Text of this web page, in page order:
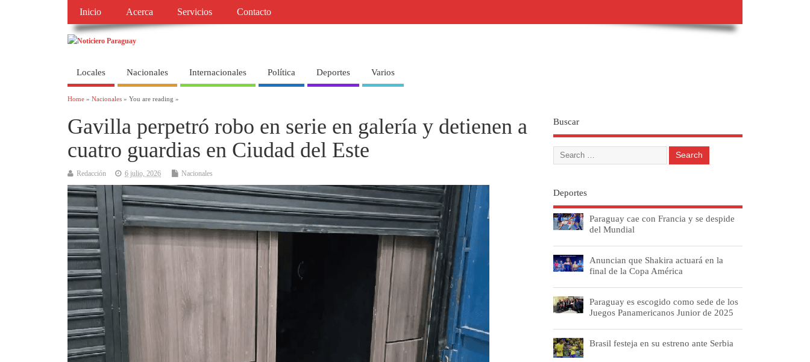
Inicio Acerca Servicios Contacto
Locales Nacionales Internacionales Política Deportes Varios
Home » Nacionales » You are reading »
Gavilla perpetró robo en serie en galería y detienen a
cuatro guardias en Ciudad del Este
Redacción 6 julio, 2026 Nacionales
Buscar
Deportes
Paraguay cae con Francia y se despide
del Mundial
Anuncian que Shakira actuará en la
final de la Copa América
Paraguay es escogido como sede de los
Juegos Panamericanos Junior de 2025
Brasil festeja en su estreno ante Serbia